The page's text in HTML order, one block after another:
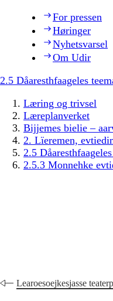
For pressen
Høringer
Nyhetsvarsel
Om Udir
2.5 Dåaresthfaageles
Læring og trivsel
Læreplanverket
Bijjemes bielie –
2. Lïeremen,
2.5
2.5.3 Monnehke
Learoesoejkesjasse